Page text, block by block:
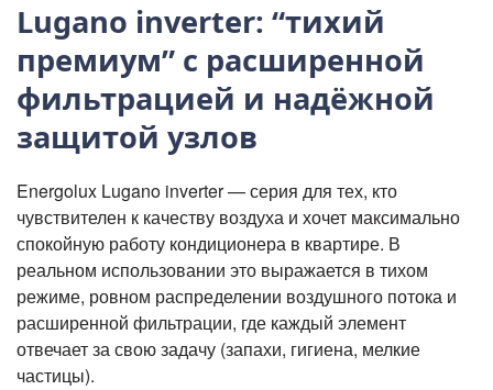
Lugano inverter: “тихий
премиум” с расширенной
фильтрацией и надёжной
защитой узлов
Energolux Lugano inverter — серия для тех, кто
чувствителен к качеству воздуха и хочет максимально
спокойную работу кондиционера в квартире. В
реальном использовании это выражается в тихом
режиме, ровном распределении воздушного потока и
расширенной фильтрации, где каждый элемент
отвечает за свою задачу (запахи, гигиена, мелкие
частицы).